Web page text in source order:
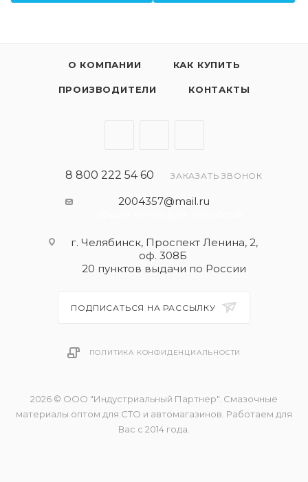
О КОМПАНИИ КАК КУПИТЬ
ПРОИЗВОДИТЕЛИ КОНТАКТЫ
8 800 222 54 60 ЗАКАЗАТЬ ЗВОНОК
2004357@mail.ru
г. Челябинск, Проспект Ленина, 2,
оф. 308Б
20 пунктов выдачи по России
ПОДПИСАТЬСЯ НА РАССЫЛКУ
ПОЛИТИКА КОНФИДЕНЦИАЛЬНОСТИ
2026 © ООО "Индустриальный Партнер". Смазочные
материалы оптом для СТО и автомагазинов. Работаем для
Вас с 2014 года.